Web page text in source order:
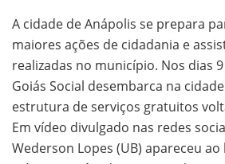
A cidade de Anápolis se prepara
maiores ações de cidadania e
realizadas no município. Nos dias
Goiás Social desembarca na
estrutura de serviços gratuitos
Em vídeo divulgado nas redes
Wederson Lopes (UB) apareceu